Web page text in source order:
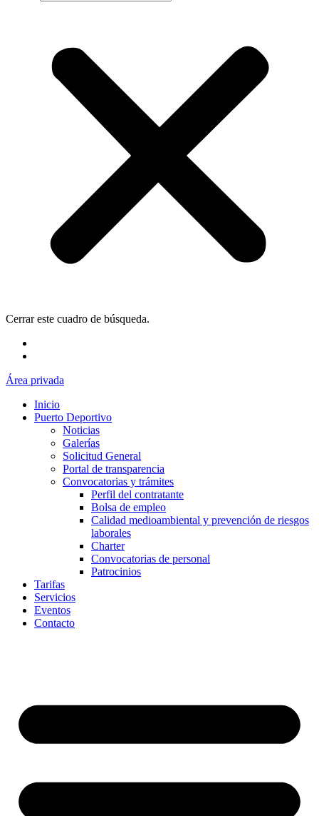
Cerrar este cuadro de búsqueda.
Área privada
Inicio
Puerto Deportivo
Noticias
Galerías
Solicitud General
Portal de transparencia
Convocatorias y trámites
Perfil del contratante
Bolsa de empleo
Calidad medioambiental y prevención de riesgos
laborales
Charter
Convocatorias de personal
Patrocinios
Tarifas
Servicios
Eventos
Contacto